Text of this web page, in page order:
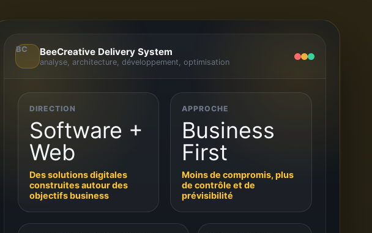
BC BeeCreative Delivery System
analyse, architecture, développement, optimisation
DIRECTION
Software +
Web
Des solutions digitales
construites autour des
objectifs business
APPROCHE
Business
First
Moins de compromis, plus
de contrôle et de
prévisibilité